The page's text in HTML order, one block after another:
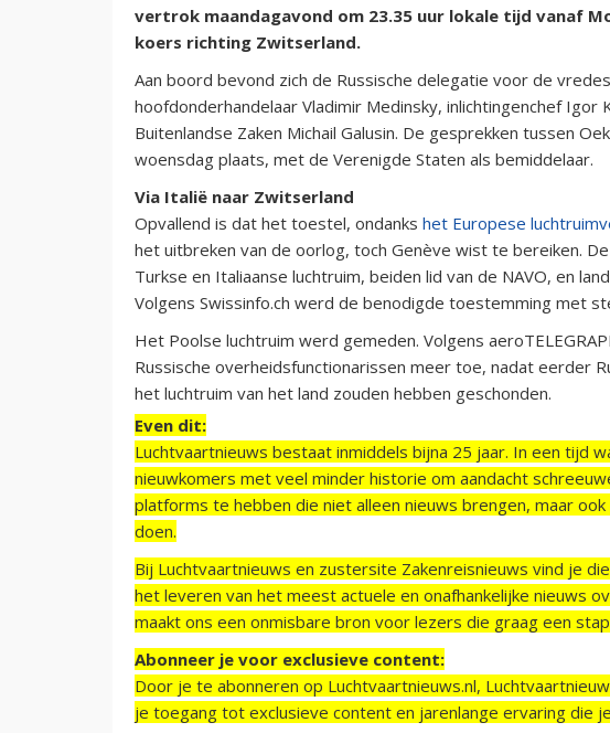
vertrok maandagavond om 23.35 uur lokale tijd vanaf
koers richting Zwitserland.
Aan boord bevond zich de Russische delegatie voor de
hoofdonderhandelaar Vladimir Medinsky, inlichtingenchef Igor
Buitenlandse Zaken Michail Galusin. De gesprekken tussen
woensdag plaats, met de Verenigde Staten als bemiddelaar.
Via Italië naar Zwitserland
Opvallend is dat het toestel, ondanks het Europese
het uitbreken van de oorlog, toch Genève wist te bereiken.
Turkse en Italiaanse luchtruim, beiden lid van de NAVO, en
Volgens Swissinfo.ch werd de benodigde toestemming met
Het Poolse luchtruim werd gemeden. Volgens
Russische overheidsfunctionarissen meer toe, nadat eerder
het luchtruim van het land zouden hebben geschonden.
Even dit:
Luchtvaartnieuws bestaat inmiddels bijna 25 jaar. In een tijd
nieuwkomers met veel minder historie om aandacht
platforms te hebben die niet alleen nieuws brengen, maar
doen.
Bij Luchtvaartnieuws en zustersite Zakenreisnieuws vind je
het leveren van het meest actuele en onafhankelijke nieuws
maakt ons een onmisbare bron voor lezers die graag een
Abonneer je voor exclusieve content:
Door je te abonneren op Luchtvaartnieuws.nl,
je toegang tot exclusieve content en jarenlange ervaring die